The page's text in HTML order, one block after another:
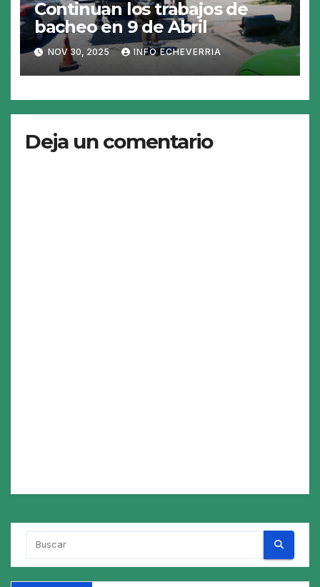
Continuan los trabajos de
bacheo en 9 de Abril
NOV 30, 2025 INFO ECHEVERRIA
Deja un comentario